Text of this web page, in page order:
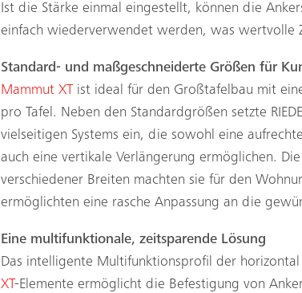
Ist die Stärke einmal eingestellt, können die
einfach wiederverwendet werden, was wertvolle
Standard- und maßgeschneiderte Größen für
Mammut XT ist ideal für den Großtafelbau mit
pro Tafel. Neben den Standardgrößen setzte
vielseitigen Systems ein, die sowohl eine
auch eine vertikale Verlängerung ermöglichen.
verschiedener Breiten machten sie für den
ermöglichten eine rasche Anpassung an die
Eine multifunktionale, zeitsparende Lösung
Das intelligente Multifunktionsprofil der
XT-Elemente ermöglicht die Befestigung von